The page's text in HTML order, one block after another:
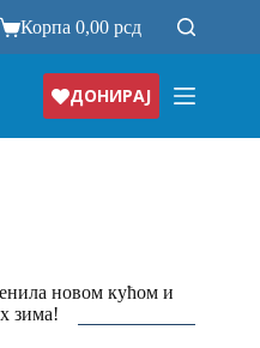
Корпа0,00рсд
ДОНИРАЈ
новом кућом и
зима!